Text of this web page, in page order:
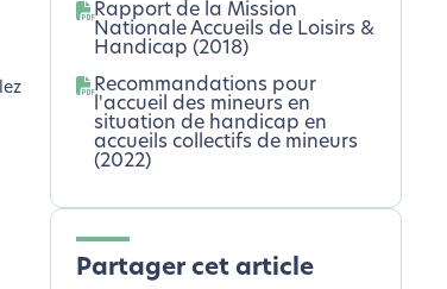
Rapport de la Mission
Nationale Accueils de Loisirs &
Handicap (2018)
Recommandations pour
l'accueil des mineurs en
situation de handicap en
accueils collectifs de mineurs
(2022)
Partager cet article